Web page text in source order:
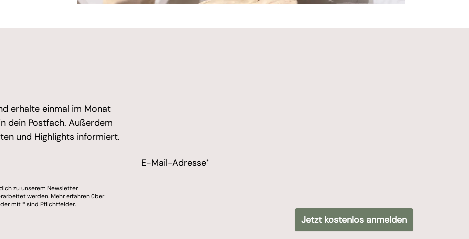
erhalte einmal im Monat
dein Postfach. Außerdem
und Highlights informiert.
E-Mail-Adresse*
von Marions Kochecke kontaktiert werden willst.
expect good things - do not remove this or risk form bot signups */
zu unserem Newsletter
werden. Mehr erfahren über
mit * sind Pflichtfelder.
Jetzt kostenlos anmelden